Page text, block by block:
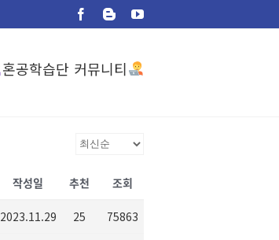
Facebook
BloggerYouTube
혼공학습단 커뮤니티
작성일 추천 조회
2023.11.29 25 75863